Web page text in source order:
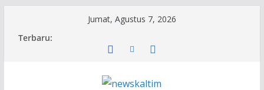
Jumat, Agustus 7, 2026
Terbaru: